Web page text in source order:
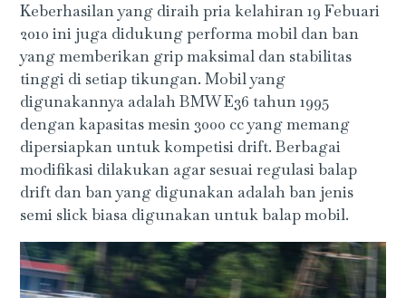
Keberhasilan yang diraih pria kelahiran 19 Febuari
2010 ini juga didukung performa mobil dan ban
yang memberikan grip maksimal dan stabilitas
tinggi di setiap tikungan. Mobil yang
digunakannya adalah BMW E36 tahun 1995
dengan kapasitas mesin 3000 cc yang memang
dipersiapkan untuk kompetisi drift. Berbagai
modifikasi dilakukan agar sesuai regulasi balap
drift dan ban yang digunakan adalah ban jenis
semi slick biasa digunakan untuk balap mobil.